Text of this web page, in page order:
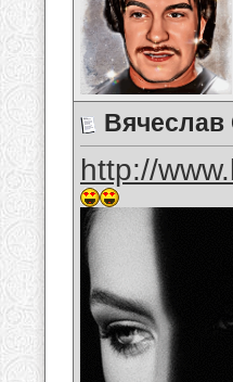
Вячеслав
http://